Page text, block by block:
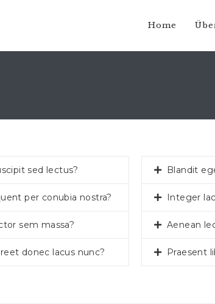
Home
sed lectus?
per conubia nostra?
sem massa?
donec lacus nunc?
Blandit
Integer
Aenean
Praesent